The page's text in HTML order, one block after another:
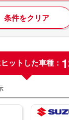
条件をクリア
ットした車種：